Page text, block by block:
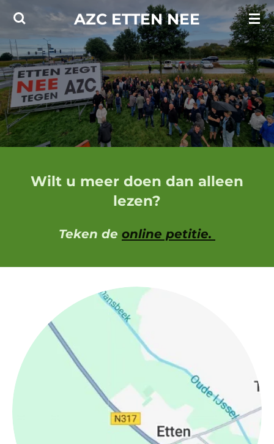
Ga
naar
de
hoofdinhoud
AZC ETTEN NEE
Wilt u meer doen dan alleen
lezen?
Teken de online petitie.